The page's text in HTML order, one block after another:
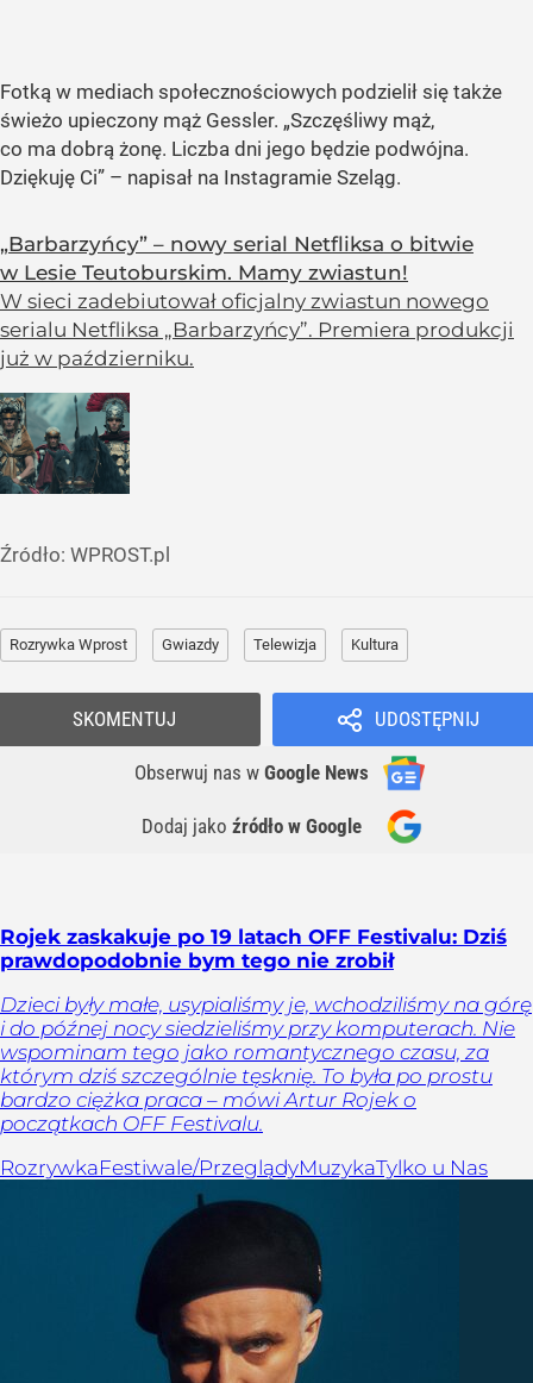
Fotką w mediach społecznościowych podzielił się także
świeżo upieczony mąż Gessler. „Szczęśliwy mąż,
co ma dobrą żonę. Liczba dni jego będzie podwójna.
Dziękuję Ci” – napisał na Instagramie Szeląg.
„Barbarzyńcy” – nowy serial Netfliksa o bitwie
w Lesie Teutoburskim. Mamy zwiastun!
W sieci zadebiutował oficjalny zwiastun nowego
serialu Netfliksa „Barbarzyńcy”. Premiera produkcji
już w październiku.
Źródło: WPROST.pl
Rozrywka Wprost Gwiazdy Telewizja Kultura
UDOSTĘPNIJ
Obserwuj nas w Google News
Dodaj jako źródło w Google
SKOMENTUJ
Rojek zaskakuje po 19 latach OFF Festivalu: Dziś
prawdopodobnie bym tego nie zrobił
Dzieci były małe, usypialiśmy je, wchodziliśmy na górę
i do późnej nocy siedzieliśmy przy komputerach. Nie
wspominam tego jako romantycznego czasu, za
którym dziś szczególnie tęsknię. To była po prostu
bardzo ciężka praca – mówi Artur Rojek o
początkach OFF Festivalu.
RozrywkaFestiwale/PrzeglądyMuzykaTylko u Nas